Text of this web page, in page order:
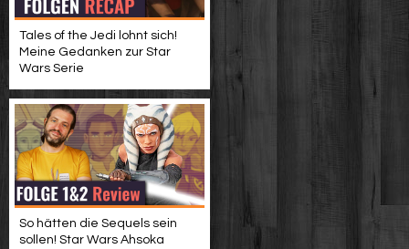
Tales of the Jedi lohnt sich!
Meine Gedanken zur Star
Wars Serie
So hätten die Sequels sein
sollen! Star Wars Ahsoka